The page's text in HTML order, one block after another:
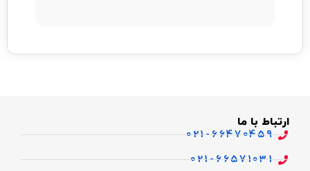
ارتباط با ما
021-66470459
021-66571031